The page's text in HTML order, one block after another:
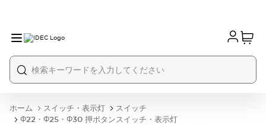
ホーム スイッチ・表示灯
スイッチ
Φ22・Φ25・Φ30 押ボタンスイッチ・表示灯